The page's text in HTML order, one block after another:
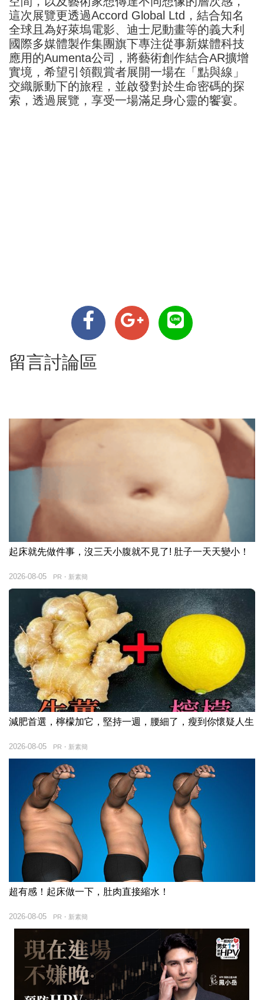
這次展覽更透過Accord Global Ltd，結合知名
全球且為好萊塢電影、迪士尼動畫等的義大利
國際多媒體製作集團旗下專注從事新媒體科技
應用的Aumenta公司，將藝術創作結合AR擴增
實境，希望引領觀賞者展開一場在「點與線」
交織脈動下的旅程，並啟發對於生命密碼的探
索，透過展覽，享受一場滿足身心靈的饗宴。
留言討論區
起床就先做件事，沒三天小腹就不見了! 肚子一天天變小！
PR・新素簡
2026-08-05
減肥首選，檸檬加它，堅持一週，腰細了，瘦到你懷疑人生
PR・新素簡
2026-08-05
超有感！起床做一下，肚肉直接縮水！
PR・新素簡
2026-08-05